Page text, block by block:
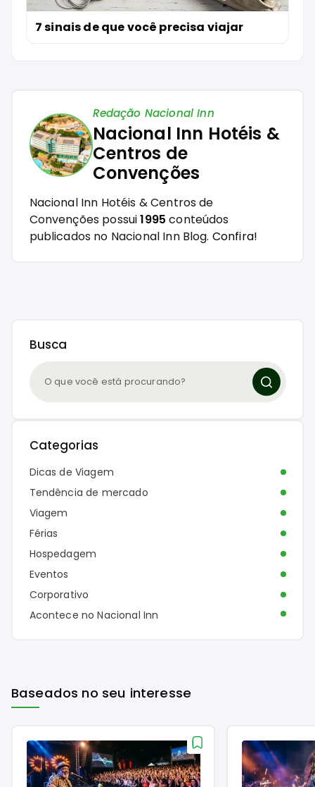
7 sinais de que você precisa viajar
Redação Nacional Inn
Nacional Inn Hotéis &
Centros de
Convenções
Nacional Inn Hotéis & Centros de
Convenções possui1995 conteúdos
publicados no Nacional Inn Blog. Confira!
Busca
Categorias
Dicas de Viagem
Tendência de mercado
Viagem
Férias
Hospedagem
Eventos
Corporativo
Acontece no Nacional Inn
Baseados no seu interesse